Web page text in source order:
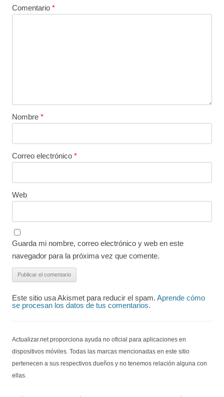
Comentario *
Nombre *
Correo electrónico *
Web
Guarda mi nombre, correo electrónico y web en este
navegador para la próxima vez que comente.
Este sitio usa Akismet para reducir el spam. Aprende cómo
se procesan los datos de tus comentarios.
Actualizar.net proporciona ayuda no oficial para aplicaciones en
dispositivos móviles. Todas las marcas mencionadas en este sitio
pertenecen a sus respectivos dueños y no tenemos relación alguna con
ellas.